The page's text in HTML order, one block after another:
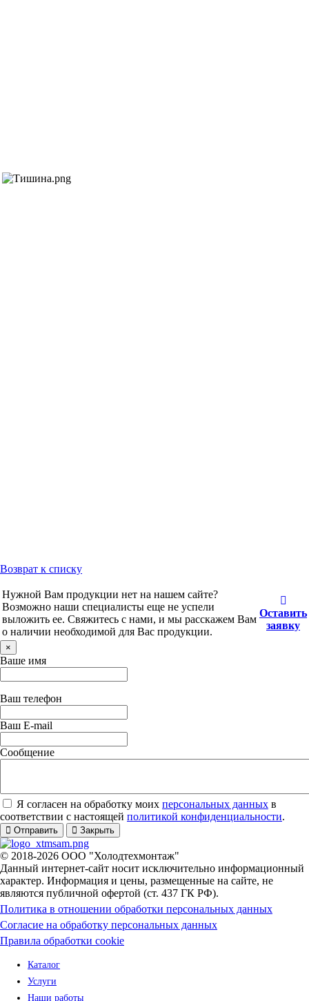
Возврат к списку
Нужной Вам продукции нет на нашем сайте?
Возможно наши специалисты еще не успели
выложить ее. Свяжитесь с нами, и мы расскажем Вам
о наличии необходимой для Вас продукции.
Оставить
заявку
×
Ваше имя
Ваш телефон
Ваш E-mail
Сообщение
Я согласен на обработку моих персональных данных в
соответствии с настоящей политикой конфиденциальности.
Отправить Закрыть
© 2018-2026 ООО "Холодтехмонтаж"
Данный интернет-сайт носит исключительно информационный
характер. Информация и цены, размещенные на сайте, не
являются публичной офертой (ст. 437 ГК РФ).
Политика в отношении обработки персональных данных
Согласие на обработку персональных данных
Правила обработки cookie
Каталог
Услуги
Наши работы